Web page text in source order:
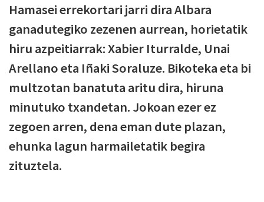
Hamasei errekortari jarri dira Albara
ganadutegiko zezenen aurrean, horietatik
hiru azpeitiarrak: Xabier Iturralde, Unai
Arellano eta Iñaki Soraluze. Bikoteka eta bi
multzotan banatuta aritu dira, hiruna
minutuko txandetan. Jokoan ezer ez
zegoen arren, dena eman dute plazan,
ehunka lagun harmailetatik begira
zituztela.